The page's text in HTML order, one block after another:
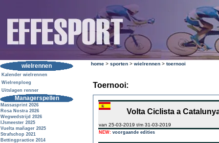
wielrennen
Kalender wielrennen
Wielrenploeg
Uitslagen renner
Managerspellen
Massasprint 2026
Rosa Nostra 2026
Wegwedstrijd 2026
IJsmeester 2025
Vuelta mañager 2025
Strafschop 2021
Bettingpractice 2014
home > sporten > wielrennen > toernooi
Toernooi:
Volta Ciclista a
van 25-03-2019 t/m 31-03-2019
NEW: voorgaande edities